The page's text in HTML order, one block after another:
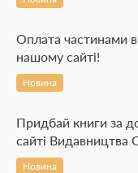
Оплата частинами
нашому сайті!
Новина
Придбай книги за
сайті Видавництва
Новина